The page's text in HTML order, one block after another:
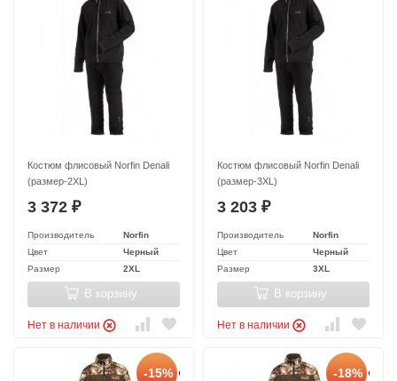
Костюм флисовый Norfin Denali
(размер-2XL)
3 372 ₽
Производитель
Norfin
Цвет
Черный
Размер
2XL
В корзину
Нет в наличии
Костюм флисовый Norfin Denali
(размер-3XL)
3 203 ₽
Производитель
Norfin
Цвет
Черный
Размер
3XL
В корзину
Нет в наличии
-15% -18%